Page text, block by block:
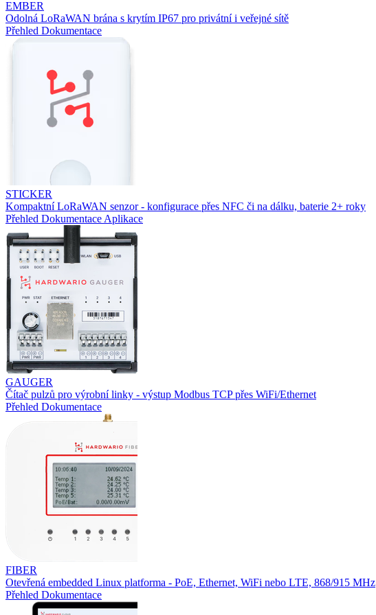
EMBER
Odolná LoRaWAN brána s krytím IP67 pro privátní i veřejné sítě
Přehled Dokumentace
STICKER
Kompaktní LoRaWAN senzor - konfigurace přes NFC či na dálku, baterie 2+ roky
Přehled Dokumentace Aplikace
GAUGER
Čítač pulzů pro výrobní linky - výstup Modbus TCP přes WiFi/Ethernet
Přehled Dokumentace
FIBER
Otevřená embedded Linux platforma - PoE, Ethernet, WiFi nebo LTE, 868/915 MHz
Přehled Dokumentace